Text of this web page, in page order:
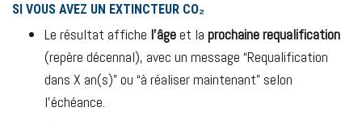
SI VOUS AVEZ UN EXTINCTEUR CO₂
Le résultat affiche l’âgeet la prochaine requalification
(repère décennal), avec un message “Requalification
dans X an(s)” ou “à réaliser maintenant” selon
l’échéance.